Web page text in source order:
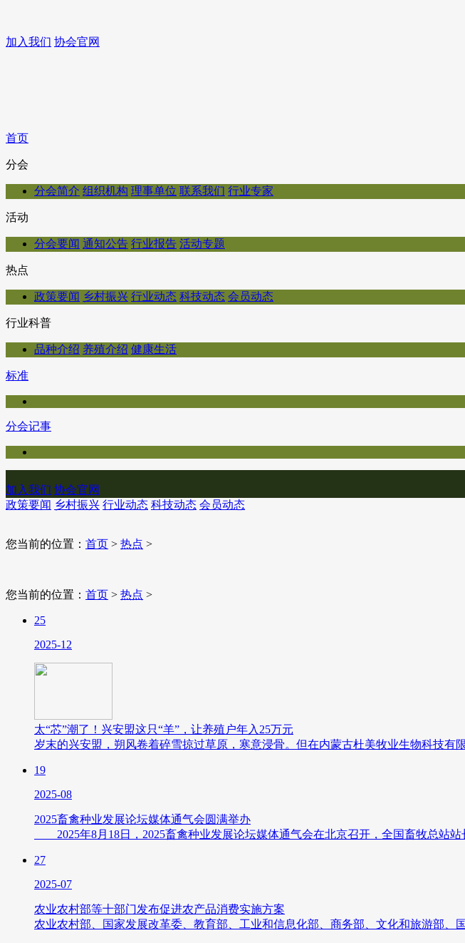
加入我们 协会官网
首页
分会
分会简介 组织机构 理事单位 联系我们 行业专家
活动
分会要闻 通知公告 行业报告 活动专题
热点
政策要闻 乡村振兴 行业动态 科技动态 会员动态
行业科普
品种介绍 养殖介绍 健康生活
标准
分会记事
加入我们 协会官网
政策要闻 乡村振兴 行业动态 科技动态 会员动态
您当前的位置： 首页 > 热点 >
您当前的位置： 首页 > 热点 >
25
2025-12
太“芯”潮了！兴安盟这只“羊”，让养殖户年入25万元
岁末的兴安盟，朔风卷着碎雪掠过草原，寒意浸骨。但在内蒙古杜美牧业生物科技有
19
2025-08
2025畜禽种业发展论坛媒体通气会圆满举办
2025年8月18日，2025畜禽种业发展论坛媒体通气会在北京召开，全国畜牧总站
27
2025-07
农业农村部等十部门发布促进农产品消费实施方案
农业农村部、国家发展改革委、教育部、工业和信息化部、商务部、文化和旅游部